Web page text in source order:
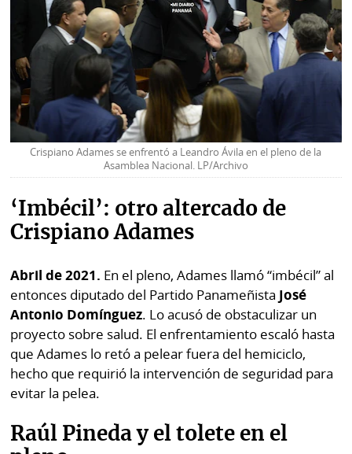
Crispiano Adames se enfrentó a Leandro Ávila en el pleno de la
Asamblea Nacional. LP/Archivo
‘Imbécil’: otro altercado de
Crispiano Adames
Abril de 2021. En el pleno, Adames llamó “imbécil” al
entonces diputado del Partido Panameñista José
Antonio Domínguez. Lo acusó de obstaculizar un
proyecto sobre salud. El enfrentamiento escaló hasta
que Adames lo retó a pelear fuera del hemiciclo,
hecho que requirió la intervención de seguridad para
evitar la pelea.
Raúl Pineda y el tolete en el